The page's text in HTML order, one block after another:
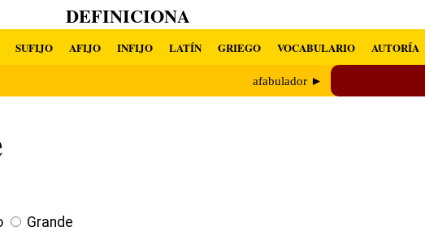
DEFINICIONA
SUFIJO AFIJO INFIJO LATÍN GRIEGO VOCABULARIO AUTORÍA
afabulador ►
Grande